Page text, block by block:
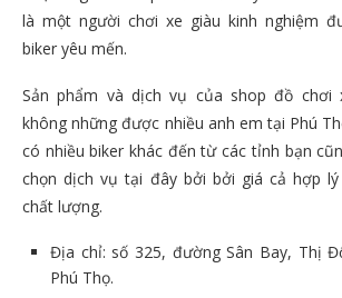
là một người chơi xe giàu kinh nghiệm
biker yêu mến.
Sản phẩm và dịch vụ của shop đồ chơi
không những được nhiều anh em tại Phú
có nhiều biker khác đến từ các tỉnh bạn
chọn dịch vụ tại đây bởi bởi giá cả hợp
chất lượng.
Địa chỉ: số 325, đường Sân Bay, Thị
Phú Thọ.